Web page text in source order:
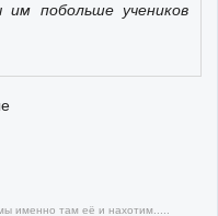
побольше учеников
именно там её и нахотим.....